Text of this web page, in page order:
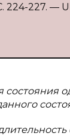
227. —